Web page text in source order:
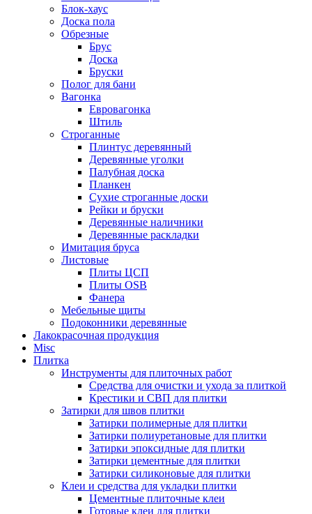
Блок-хаус
Доска пола
Обрезные
Брус
Доска
Бруски
Полог для бани
Вагонка
Евровагонка
Штиль
Строганные
Плинтус деревянный
Деревянные уголки
Палубная доска
Планкен
Сухие строганные доски
Рейки и бруски
Деревянные наличники
Деревянные раскладки
Имитация бруса
Листовые
Плиты ЦСП
Плиты OSB
Фанера
Мебельные щиты
Подоконники деревянные
Лакокрасочная продукция
Misc
Плитка
Инструменты для плиточных работ
Средства для очистки и ухода за плиткой
Крестики и СВП для плитки
Затирки для швов плитки
Затирки полимерные для плитки
Затирки полиуретановые для плитки
Затирки эпоксидные для плитки
Затирки цементные для плитки
Затирки силиконовые для плитки
Клеи и средства для укладки плитки
Цементные плиточные клеи
Готовые клеи для плитки